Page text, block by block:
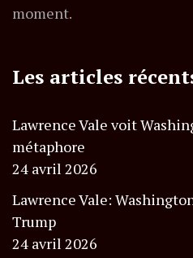
moment.
Les articles
Lawrence Vale voit
métaphore
24 avril 2026
Lawrence Vale:
Trump
24 avril 2026